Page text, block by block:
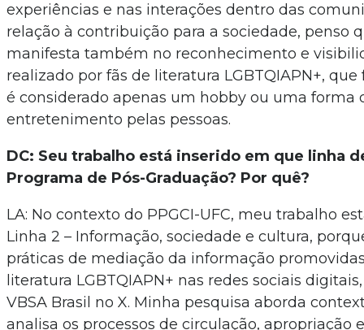
experiências e nas interações dentro das
relação à contribuição para a sociedade, penso
manifesta também no reconhecimento e
realizado por fãs de literatura LGBTQIAPN+,
é considerado apenas um hobby ou uma forma
entretenimento pelas pessoas.
DC: Seu trabalho está inserido em que linha
Programa de Pós-Graduação? Por quê?
LA: No contexto do PPGCI-UFC, meu trabalho
Linha 2 – Informação, sociedade e cultura,
práticas de mediação da informação
literatura LGBTQIAPN+ nas redes sociais
VBSA Brasil no X. Minha pesquisa aborda
analisa os processos de circulação, apropriação